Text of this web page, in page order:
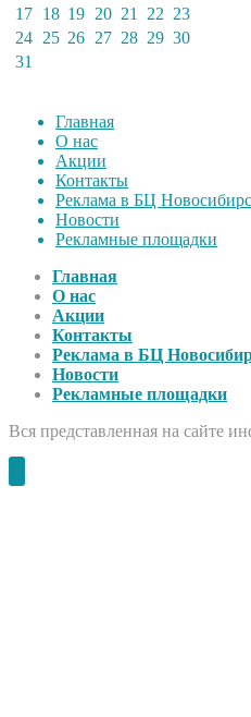
17 18 19 20 21 22 23
24 25 26 27 28 29 30
31
Главная
О нас
Акции
Контакты
Реклама в БЦ
Новости
Рекламные площадки
Главная
О нас
Акции
Контакты
Реклама в БЦ
Новости
Рекламные площадки
Вся представленная на сайте